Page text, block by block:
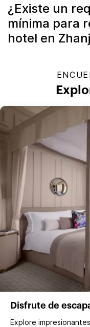
¿Existe un
mínima para
hotel en
Disfrute de
Explore